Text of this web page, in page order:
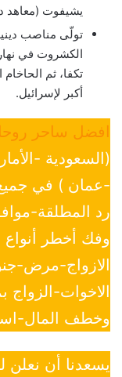
يشيفوت (معاهد
تولّى مناصب
الكشروت في
أكبر لإسرائيل.
افضل ساحر
(السعودية -
-عمان ) في جميع
رد المطلقة-
وفك أخطر
الازواج-مرض-
الاخوات-
وخطف المال-
يسعدنا أن نعلن